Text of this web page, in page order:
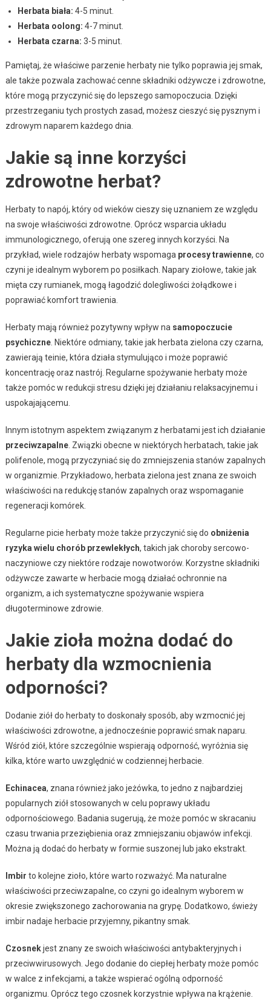
Herbata biała: 4-5 minut.
Herbata oolong: 4-7 minut.
Herbata czarna: 3-5 minut.
Pamiętaj, że właściwe parzenie herbaty nie tylko poprawia jej smak,
ale także pozwala zachować cenne składniki odżywcze i zdrowotne,
które mogą przyczynić się do lepszego samopoczucia. Dzięki
przestrzeganiu tych prostych zasad, możesz cieszyć się pysznym i
zdrowym naparem każdego dnia.
Jakie są inne korzyści
zdrowotne herbat?
Herbaty to napój, który od wieków cieszy się uznaniem ze względu
na swoje właściwości zdrowotne. Oprócz wsparcia układu
immunologicznego, oferują one szereg innych korzyści. Na
przykład, wiele rodzajów herbaty wspomaga procesy trawienne, co
czyni je idealnym wyborem po posiłkach. Napary ziołowe, takie jak
mięta czy rumianek, mogą łagodzić dolegliwości żołądkowe i
poprawiać komfort trawienia.
Herbaty mają również pozytywny wpływ na samopoczucie
psychiczne. Niektóre odmiany, takie jak herbata zielona czy czarna,
zawierają teinie, która działa stymulująco i może poprawić
koncentrację oraz nastrój. Regularne spożywanie herbaty może
także pomóc w redukcji stresu dzięki jej działaniu relaksacyjnemu i
uspokajającemu.
Innym istotnym aspektem związanym z herbatami jest ich działanie
przeciwzapalne. Związki obecne w niektórych herbatach, takie jak
polifenole, mogą przyczyniać się do zmniejszenia stanów zapalnych
w organizmie. Przykładowo, herbata zielona jest znana ze swoich
właściwości na redukcję stanów zapalnych oraz wspomaganie
regeneracji komórek.
Regularne picie herbaty może także przyczynić się do obniżenia
ryzyka wielu chorób przewlekłych, takich jak choroby sercowo-
naczyniowe czy niektóre rodzaje nowotworów. Korzystne składniki
odżywcze zawarte w herbacie mogą działać ochronnie na
organizm, a ich systematyczne spożywanie wspiera
długoterminowe zdrowie.
Jakie zioła można dodać do
herbaty dla wzmocnienia
odporności?
Dodanie ziół do herbaty to doskonały sposób, aby wzmocnić jej
właściwości zdrowotne, a jednocześnie poprawić smak naparu.
Wśród ziół, które szczególnie wspierają odporność, wyróżnia się
kilka, które warto uwzględnić w codziennej herbacie.
Echinacea, znana również jako jeżówka, to jedno z najbardziej
popularnych ziół stosowanych w celu poprawy układu
odpornościowego. Badania sugerują, że może pomóc w skracaniu
czasu trwania przeziębienia oraz zmniejszaniu objawów infekcji.
Można ją dodać do herbaty w formie suszonej lub jako ekstrakt.
Imbir to kolejne zioło, które warto rozważyć. Ma naturalne
właściwości przeciwzapalne, co czyni go idealnym wyborem w
okresie zwiększonego zachorowania na grypę. Dodatkowo, świeży
imbir nadaje herbacie przyjemny, pikantny smak.
Czosnekjest znany ze swoich właściwości antybakteryjnych i
przeciwwirusowych. Jego dodanie do ciepłej herbaty może pomóc
w walce z infekcjami, a także wspierać ogólną odporność
organizmu. Oprócz tego czosnek korzystnie wpływa na krążenie.